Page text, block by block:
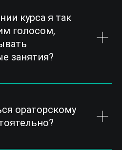
курса я так
голосом,
занятия?
ораторскому